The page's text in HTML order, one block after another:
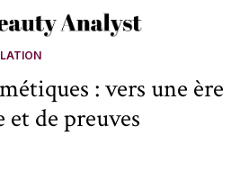
: vers une ère
et de preuves